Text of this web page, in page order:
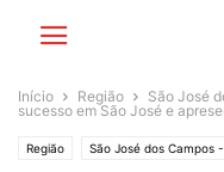
Início Região São José
sucesso em São José e
Região São José dos Campos